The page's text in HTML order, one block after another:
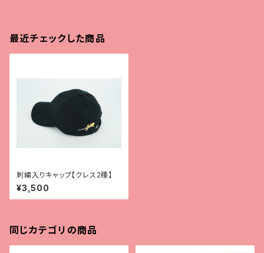
最近チェックした商品
刺繡入りキャップ【クレス2種】
¥3,500
同じカテゴリの商品